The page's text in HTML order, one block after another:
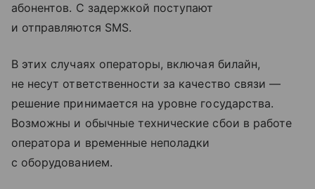
абонентов. С задержкой поступают
и отправляются SMS.
В этих случаях операторы, включая билайн,
не несут ответственности за качество связи —
решение принимается на уровне государства.
Возможны и обычные технические сбои в работе
оператора и временные неполадки
с оборудованием.